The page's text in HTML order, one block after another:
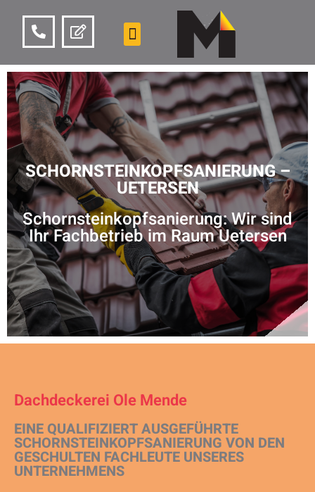
SCHORNSTEINKOPFSANIERUNG –
UETERSEN
Schornsteinkopfsanierung: Wir sind
Ihr Fachbetrieb im Raum Uetersen
Dachdeckerei Ole Mende
EINE QUALIFIZIERT AUSGEFÜHRTE
SCHORNSTEINKOPFSANIERUNG VON DEN
GESCHULTEN FACHLEUTE UNSERES
UNTERNEHMENS